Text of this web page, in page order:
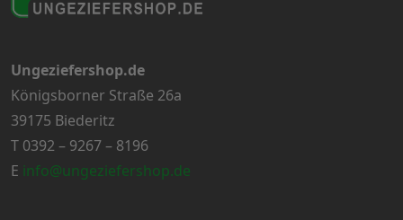
Ungeziefershop.de
Königsborner Straße 26a
39175 Biederitz
T 0392 – 9267 – 8196
E info@ungeziefershop.de